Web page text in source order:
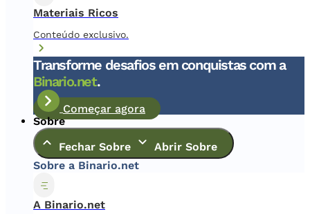
Materiais Ricos
Conteúdo exclusivo.
Transforme desafios em conquistas com a
Binario.net.
Começar agora
Sobre
Fechar Sobre
Abrir Sobre
Sobre a Binario.net
A Binario.net